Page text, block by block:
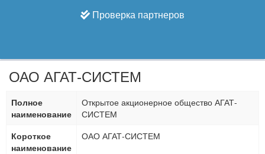
Проверка партнеров
ОАО АГАТ-СИСТЕМ
Полное
наименование
Открытое акционерное общество АГАТ-
СИСТЕМ
Короткое
наименование
ОАО АГАТ-СИСТЕМ